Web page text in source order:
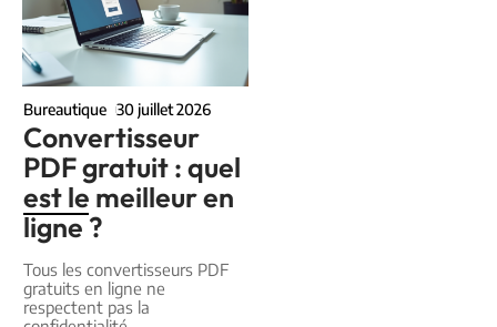
Bureautique 30 juillet 2026
Convertisseur
PDF gratuit : quel
est le meilleur en
ligne ?
Tous les convertisseurs PDF
gratuits en ligne ne
respectent pas la